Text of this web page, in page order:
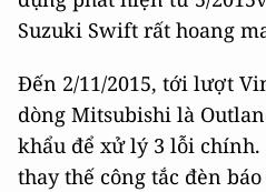
Suzuki Swift rất hoang
Đến 2/11/2015, tới lượt
dòng Mitsubishi là
khẩu để xử lý 3 lỗi
thay thế công tắc đèn